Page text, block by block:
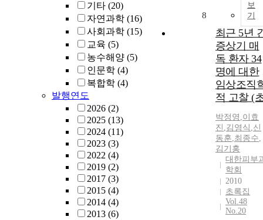
기타 (20)
자연과학 (16)
사회과학 (15)
교육 (5)
농수해양 (5)
인문학 (4)
복합학 (4)
발행연도
2026 (2)
2025 (13)
2024 (11)
2023 (3)
2022 (4)
2019 (2)
2017 (3)
2015 (4)
2014 (4)
2013 (6)
보
기
8
최근 5년
증상기 매
독 환자 34
명에 대한
임상조직
적 고찰 (
박정영 ,이효
진 ,김영식 ,신
동훈,최종수,
김기홍
대한피부
학회
2010
초록집
Vol.48
No.20